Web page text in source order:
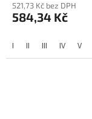
521,73 Kč bez DPH
584,34 Kč
I II III IV V